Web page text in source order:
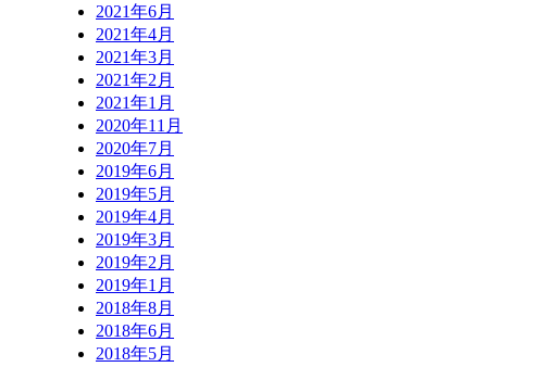
2021年6月
2021年4月
2021年3月
2021年2月
2021年1月
2020年11月
2020年7月
2019年6月
2019年5月
2019年4月
2019年3月
2019年2月
2019年1月
2018年8月
2018年6月
2018年5月